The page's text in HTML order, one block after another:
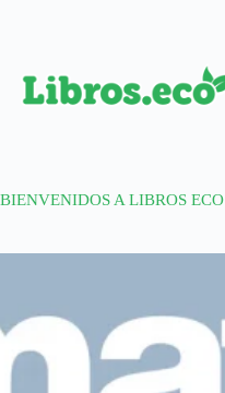
BIENVENIDOS A LIBROS ECO